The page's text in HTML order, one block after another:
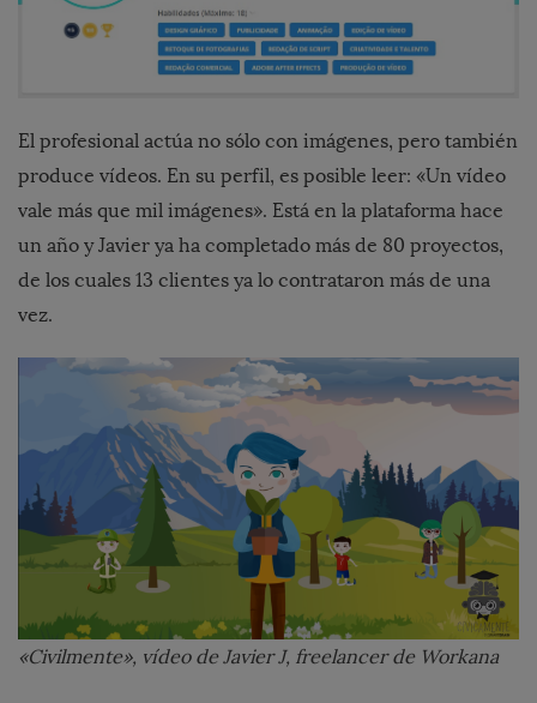
El profesional actúa no sólo con imágenes, pero también
produce vídeos. En su perfil, es posible leer: «Un vídeo
vale más que mil imágenes». Está en la plataforma hace
un año y Javier ya ha completado más de 80 proyectos,
de los cuales 13 clientes ya lo contrataron más de una
vez.
«Civilmente», vídeo de Javier J, freelancer de Workana